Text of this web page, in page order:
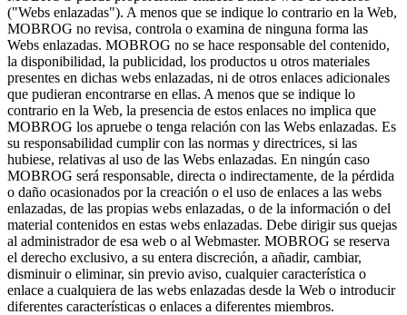
("Webs enlazadas"). A menos que se indique lo contrario en la Web,
MOBROG no revisa, controla o examina de ninguna forma las
Webs enlazadas. MOBROG no se hace responsable del contenido,
la disponibilidad, la publicidad, los productos u otros materiales
presentes en dichas webs enlazadas, ni de otros enlaces adicionales
que pudieran encontrarse en ellas. A menos que se indique lo
contrario en la Web, la presencia de estos enlaces no implica que
MOBROG los apruebe o tenga relación con las Webs enlazadas. Es
su responsabilidad cumplir con las normas y directrices, si las
hubiese, relativas al uso de las Webs enlazadas. En ningún caso
MOBROG será responsable, directa o indirectamente, de la pérdida
o daño ocasionados por la creación o el uso de enlaces a las webs
enlazadas, de las propias webs enlazadas, o de la información o del
material contenidos en estas webs enlazadas. Debe dirigir sus quejas
al administrador de esa web o al Webmaster. MOBROG se reserva
el derecho exclusivo, a su entera discreción, a añadir, cambiar,
disminuir o eliminar, sin previo aviso, cualquier característica o
enlace a cualquiera de las webs enlazadas desde la Web o introducir
diferentes características o enlaces a diferentes miembros.